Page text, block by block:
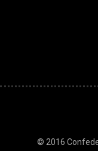
© 2016